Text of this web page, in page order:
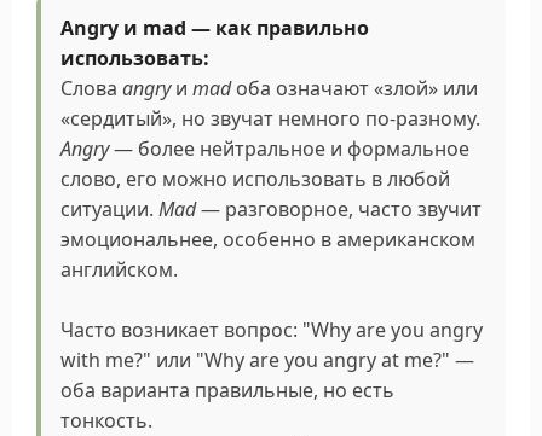
Angry и mad — как правильно
использовать:
Слова angryи madоба означают «злой» или
«сердитый», но звучат немного по-разному.
Angry— более нейтральное и формальное
слово, его можно использовать в любой
ситуации. Mad— разговорное, часто звучит
эмоциональнее, особенно в американском
английском.
Часто возникает вопрос: "Why are you angry
with me?" или "Why are you angry at me?" —
оба варианта правильные, но есть
тонкость.